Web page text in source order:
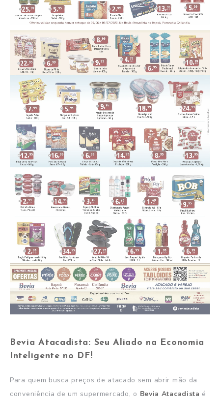
Bevia Atacadista: Seu Aliado na Economia
Inteligente no DF!
Para quem busca preços de atacado sem abrir mão da
conveniência de um supermercado, o Bevia Atacadista é